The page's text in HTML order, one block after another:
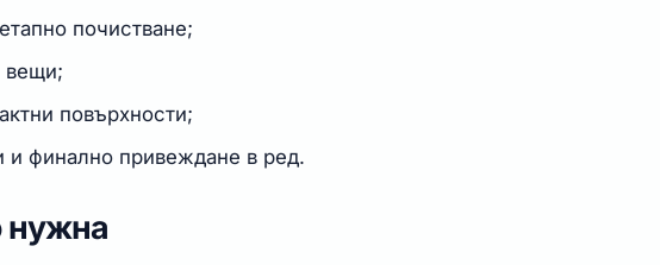
почистване;
вещи;
повърхности;
и финално привеждане в ред.
нужна